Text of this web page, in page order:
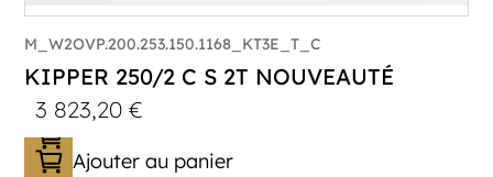
M_W2OVP.200.253.150.1168_KT3E_T_C
KIPPER 250/2 C S 2T NOUVEAUTÉ
3 823,20€
Ajouter au panier